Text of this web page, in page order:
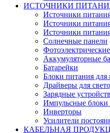
ИСТОЧНИКИ
Источники
Источники
Источники
Солнечные панели
Аккумуляторные
Батарейки
Блоки питания для
Драйверы для
Зарядные
Импульсные блоки
Инверторы
Усилители
КАБЕЛЬНАЯ